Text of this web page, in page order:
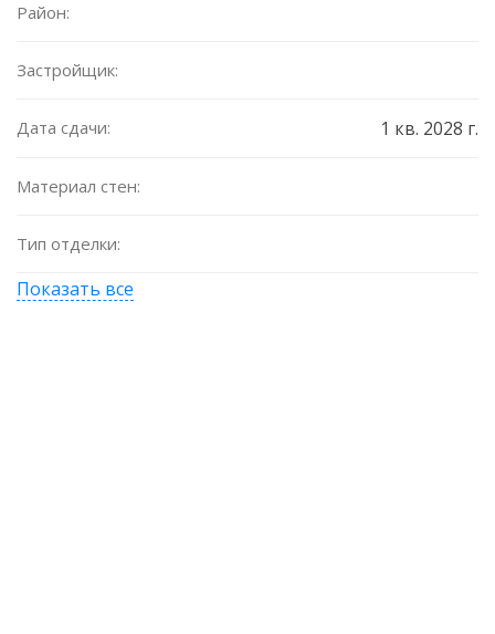
Район:
Застройщик:
Дата сдачи: 1 кв. 2028 г.
Материал стен:
Тип отделки:
Показать все